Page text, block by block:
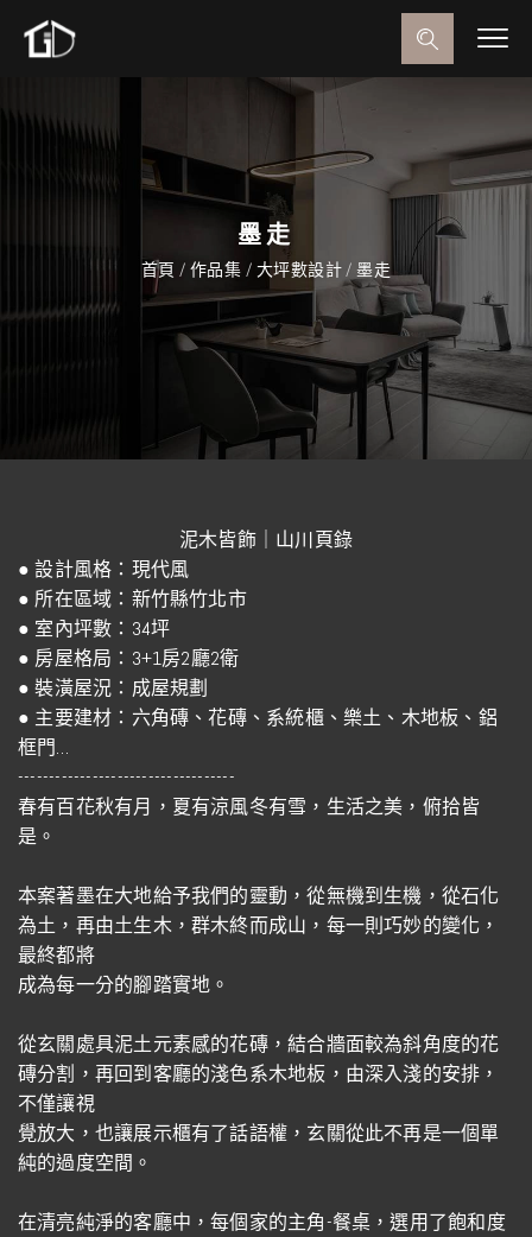
墨走
首頁/ 作品集 / 大坪數設計/ 墨走
泥木皆飾｜山川頁錄
● 設計風格：現代風
● 所在區域：新竹縣竹北市
● 室內坪數：34坪
● 房屋格局：3+1房2廳2衛
● 裝潢屋況：成屋規劃
● 主要建材：六角磚、花磚、系統櫃、樂土、木地板、鋁
框門…
-----------------------------------
春有百花秋有月，夏有涼風冬有雪，生活之美，俯拾皆
是。
本案著墨在大地給予我們的靈動，從無機到生機，從石化
為土，再由土生木，群木終而成山，每一則巧妙的變化，
最終都將
成為每一分的腳踏實地。
從玄關處具泥土元素感的花磚，結合牆面較為斜角度的花
磚分割，再回到客廳的淺色系木地板，由深入淺的安排，
不僅讓視
覺放大，也讓展示櫃有了話語權，玄關從此不再是一個單
純的過度空間。
在清亮純淨的客廳中，每個家的主角-餐桌，選用了飽和度